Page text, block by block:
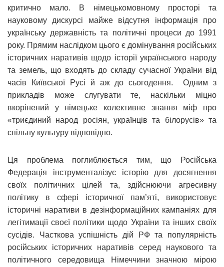
критично мало. В німецькомовному просторі та
науковому дискурсі майже відсутня інформація про
українську державність та політичні процеси до 1991
року. Прямим наслідком цього є домінування російських
історичних наративів щодо історії українського народу
та земель, що входять до складу сучасної України від
часів Київської Русі й аж до сьогодення. Одним з
прикладів може слугувати те, наскільки міцно
вкорінений у німецьке колективне знання міф про
«триєдиний народ росіян, українців та білорусів» та
спільну культуру відповідно.
Ця проблема поглиблюється тим, що Російська
Федерація інструменталізує історію для досягнення
своїх політичних цілей та, здійснюючи агресивну
політику в сфері історичної пам’яті, використовує
історичні наративи в дезінформаційних кампаніях для
легітимації своєї політики щодо України та інших своїх
сусідів. Часткова успішність дій РФ та популярність
російських історичних наративів серед наукового та
політичного середовища Німеччини значною мірою